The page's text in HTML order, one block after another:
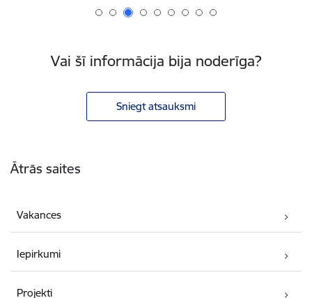
Vai šī informācija bija noderīga?
Sniegt atsauksmi
Ātrās saites
Vakances
Iepirkumi
Projekti